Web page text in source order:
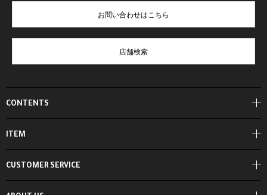
CONTENTS
ITEM
お問い合わせはこちら
店舗検索
CUSTOMER SERVICE